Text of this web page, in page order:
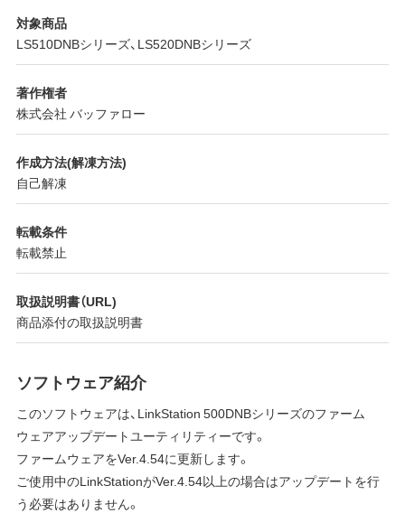
対象商品
LS510DNBシリーズ、LS520DNBシリーズ
著作権者
株式会社 バッファロー
作成方法(解凍方法)
自己解凍
転載条件
転載禁止
取扱説明書（URL)
商品添付の取扱説明書
ソフトウェア紹介
このソフトウェアは、LinkStation 500DNBシリーズのファーム
ウェアアップデートユーティリティーです。
ファームウェアをVer.4.54に更新します。
ご使用中のLinkStationがVer.4.54以上の場合はアップデートを行
う必要はありません。